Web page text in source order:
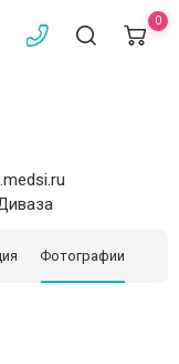
0
Фотографии